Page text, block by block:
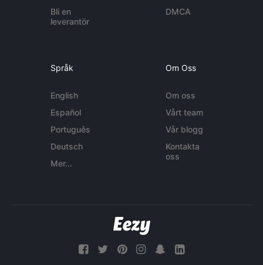
Bli en
leverantör
DMCA
Språk
English
Español
Português
Deutsch
Mer...
Om Oss
Om oss
Vårt team
Vår blogg
Kontakta
oss